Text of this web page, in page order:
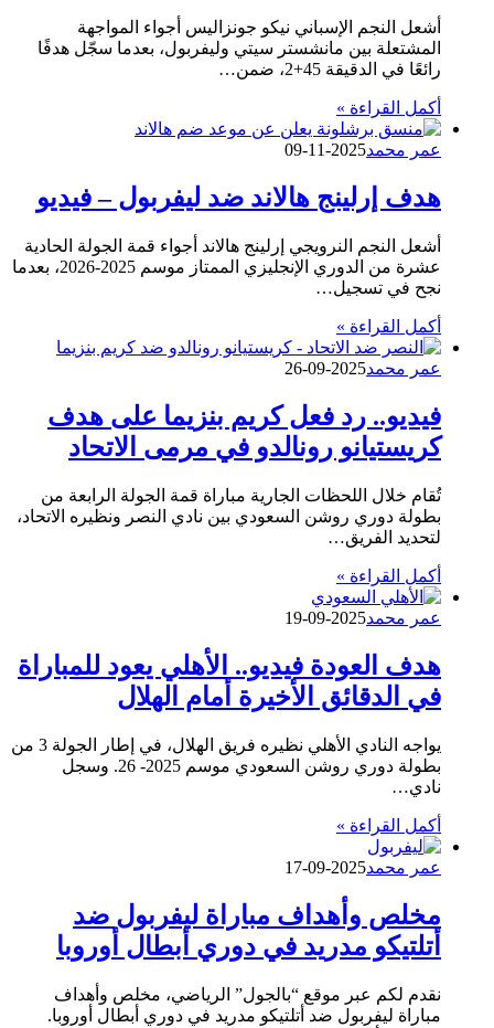
أشعل النجم الإسباني نيكو جونزاليس أجواء المواجهة
المشتعلة بين مانشستر سيتي وليفربول، بعدما سجّل هدفًا
رائعًا في الدقيقة 45+2، ضمن…
أكمل القراءة »
عمر محمد2025-11-09
هدف إرلينج هالاند ضد ليفربول – فيديو
أشعل النجم النرويجي إرلينج هالاند أجواء قمة الجولة الحادية
عشرة من الدوري الإنجليزي الممتاز موسم 2025-2026، بعدما
نجح في تسجيل…
أكمل القراءة »
عمر محمد2025-09-26
فيديو.. رد فعل كريم بنزيما على هدف
كريستيانو رونالدو في مرمى الاتحاد
تُقام خلال اللحظات الجارية مباراة قمة الجولة الرابعة من
بطولة دوري روشن السعودي بين نادي النصر ونظيره الاتحاد،
لتحديد الفريق…
أكمل القراءة »
عمر محمد2025-09-19
هدف العودة فيديو.. الأهلي يعود للمباراة
في الدقائق الأخيرة أمام الهلال
يواجه النادي الأهلي نظيره فريق الهلال، في إطار الجولة 3 من
بطولة دوري روشن السعودي موسم 2025- 26. وسجل
نادي…
أكمل القراءة »
عمر محمد2025-09-17
مخلص وأهداف مباراة ليفربول ضد
أتلتيكو مدريد في دوري أبطال أوروبا
نقدم لكم عبر موقع “بالجول” الرياضي، مخلص وأهداف
مباراة ليفربول ضد أتلتيكو مدريد في دوري أبطال أوروبا.